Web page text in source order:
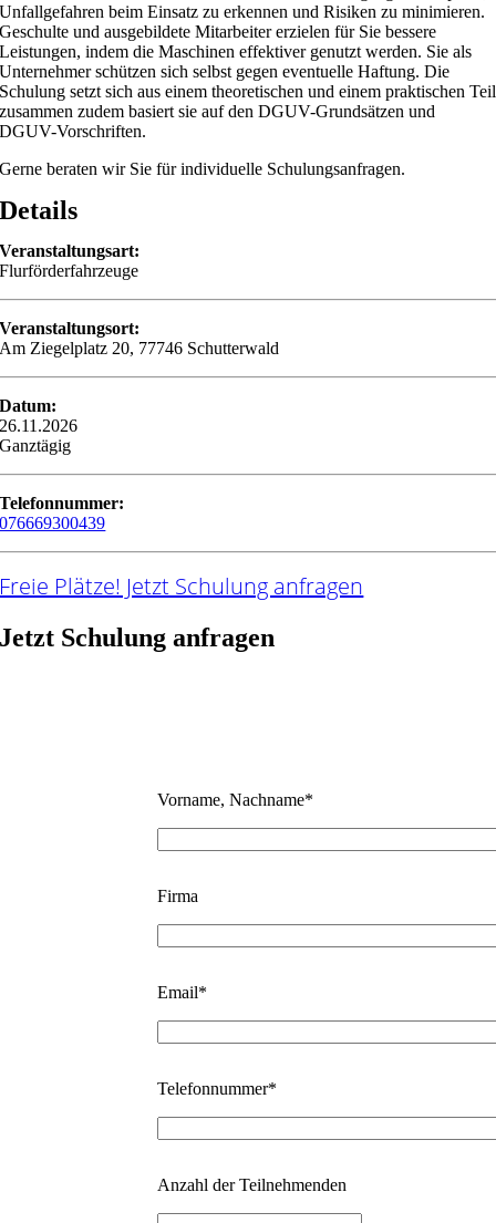
Unfallgefahren beim Einsatz zu erkennen und Risiken zu minimieren.
Geschulte und ausgebildete Mitarbeiter erzielen für Sie bessere
Leistungen, indem die Maschinen effektiver genutzt werden. Sie als
Unternehmer schützen sich selbst gegen eventuelle Haftung. Die
Schulung setzt sich aus einem theoretischen und einem praktischen Teil
zusammen zudem basiert sie auf den DGUV-Grundsätzen und
DGUV-Vorschriften.
Gerne beraten wir Sie für individuelle Schulungsanfragen.
Details
Veranstaltungsart:
Flurförderfahrzeuge
Veranstaltungsort:
Am Ziegelplatz 20, 77746 Schutterwald
Datum:
26.11.2026
Ganztägig
Telefonnummer:
076669300439
Freie Plätze! Jetzt Schulung anfragen
Jetzt Schulung anfragen
Vorname, Nachname*
Firma
Email*
Telefonnummer*
Anzahl der Teilnehmenden